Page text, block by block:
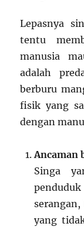
Lepasnya
tentu
manusia
adalah
berburu
fisik yang
dengan
Ancaman
Singa
yang